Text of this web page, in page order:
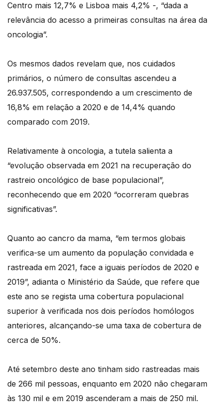
Centro mais 12,7% e Lisboa mais 4,2% -, “dada a
relevância do acesso a primeiras consultas na área da
oncologia”.
Os mesmos dados revelam que, nos cuidados
primários, o número de consultas ascendeu a
26.937.505, correspondendo a um crescimento de
16,8% em relação a 2020 e de 14,4% quando
comparado com 2019.
Relativamente à oncologia, a tutela salienta a
“evolução observada em 2021 na recuperação do
rastreio oncológico de base populacional”,
reconhecendo que em 2020 “ocorreram quebras
significativas”.
Quanto ao cancro da mama, “em termos globais
verifica-se um aumento da população convidada e
rastreada em 2021, face a iguais períodos de 2020 e
2019”, adianta o Ministério da Saúde, que refere que
este ano se regista uma cobertura populacional
superior à verificada nos dois períodos homólogos
anteriores, alcançando-se uma taxa de cobertura de
cerca de 50%.
Até setembro deste ano tinham sido rastreadas mais
de 266 mil pessoas, enquanto em 2020 não chegaram
às 130 mil e em 2019 ascenderam a mais de 250 mil.